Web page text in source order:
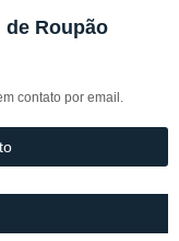
de Roupão
contato por email.